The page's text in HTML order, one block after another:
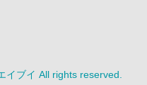
ブイ All rights reserved.